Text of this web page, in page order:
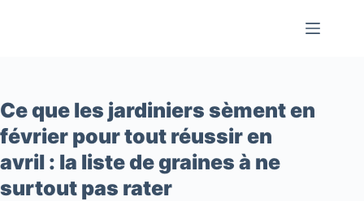
Ce que les jardiniers sèment en
février pour tout réussir en
avril : la liste de graines à ne
surtout pas rater